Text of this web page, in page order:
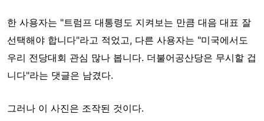
한 사용자는 "트럼프 대통령도 지켜보는 만큼 대음 대표 잘
선택해야 합니다"라고 적었고, 다른 사용자는 "미국에서도
우리 전당대회 관심 많나 봅니다. 더불어공산당은 무시할 겁
니다"라는 댓글은 남겼다.
그러나 이 사진은 조작된 것이다.